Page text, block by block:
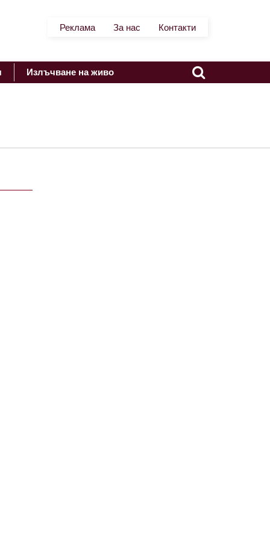
Реклама За нас Контакти
Излъчване на живо